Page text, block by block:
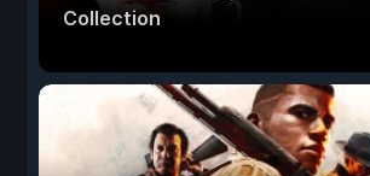
Collection